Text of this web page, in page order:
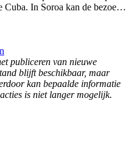
Cuba. In Soroa kan de bezoe…
publiceren van nieuwe
blijft beschikbaar, maar
kan bepaalde informatie
is niet langer mogelijk.